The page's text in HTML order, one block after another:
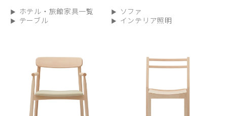
ホテル・旅館家具一覧
ソファ
テーブル
インテリア照明